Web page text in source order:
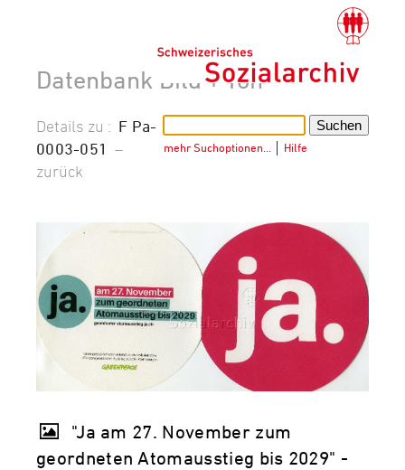
Datenbank Bild + Ton
mehr Suchoptionen… Hilfe
Details zu : F Pa-
0003-051 –
zurück
"Ja am 27. November zum
geordneten Atomausstieg bis 2029" -